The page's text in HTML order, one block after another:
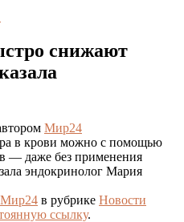
снижают
Мир24
в крови можно с помощью
— даже без применения
эндокринолог Мария
Мир24 в рубрике Новости
ссылку.